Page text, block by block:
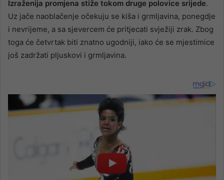
Izraženija promjena stiže tokom druge polovice srijede.
Uz jače naoblačenje očekuju se kiša i grmljavina, ponegdje
i nevrijeme, a sa sjevercem će pritjecati svježiji zrak. Zbog
toga će četvrtak biti znatno ugodniji, iako će se mjestimice
još zadržati pljuskovi i grmljavina.